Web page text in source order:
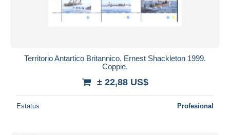
Territorio Antartico Britannico. Ernest Shackleton 1999.
Coppie.
± 22,88 US$
Estatus Profesional